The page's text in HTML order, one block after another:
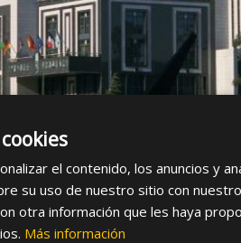
el contenido, los anuncios y
su uso de nuestro sitio con
otra información que les haya
Más información